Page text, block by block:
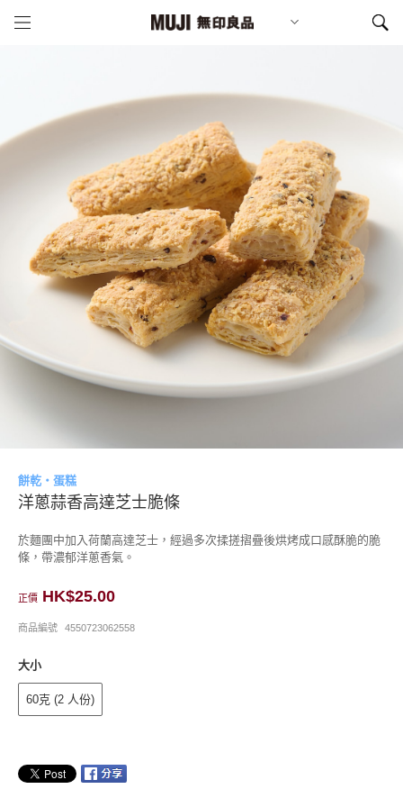
餅乾・蛋糕
洋蔥蒜香高達芝士脆條
於麵團中加入荷蘭高達芝士，經過多次揉搓摺疊後烘烤成口感酥脆的脆
條，帶濃郁洋蔥香氣。
正價 HK$25.00
商品編號 4550723062558
大小
60克 (2 人份)